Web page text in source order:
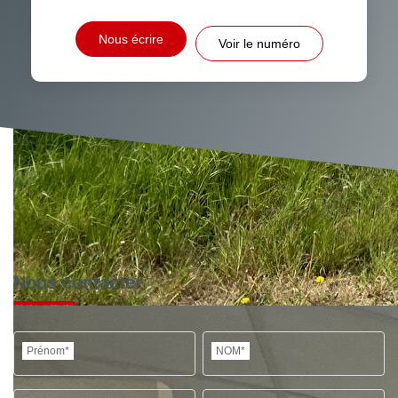
Nous écrire Voir le numéro
Nous contacter
Prénom* NOM*